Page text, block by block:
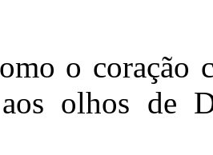
o coração
aos olhos de